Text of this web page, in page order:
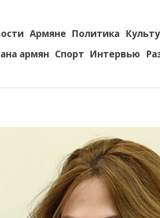
Армяне Политика
армян Спорт Интервью